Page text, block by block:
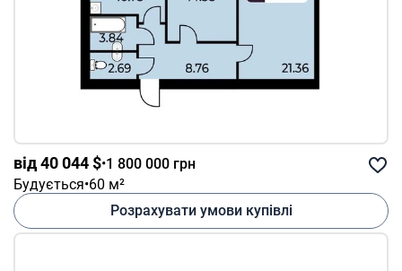
від 40 044 $•1 800 000 грн
Будується•60 м²
Розрахувати умови купівлі